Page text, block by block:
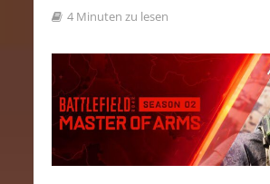
4 Minuten zu lesen